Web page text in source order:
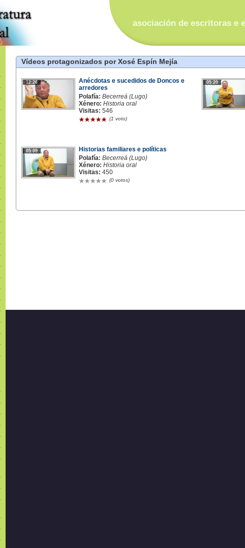
asociación de escritoras e
Vídeos protagonizados por Xosé Espín Mejía
12:26
Anécdotas e sucedidos de Doncos e
arredores
Polafía: Becerreá (Lugo)
Xénero: Historia oral
Visitas: 546
(1 voto)
05:20
05:09
Historias familiares e políticas
Polafía: Becerreá (Lugo)
Xénero: Historia oral
Visitas: 450
(0 votos)